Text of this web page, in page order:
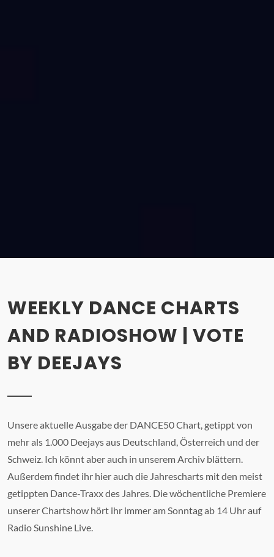
WEEKLY DANCE CHARTS
AND RADIOSHOW | VOTE
BY DEEJAYS
Unsere aktuelle Ausgabe der DANCE50 Chart, getippt von
mehr als 1.000 Deejays aus Deutschland, Österreich und der
Schweiz. Ich könnt aber auch in unserem Archiv blättern.
Außerdem findet ihr hier auch die Jahrescharts mit den meist
getippten Dance-Traxx des Jahres. Die wöchentliche Premiere
unserer Chartshow hört ihr immer am Sonntag ab 14 Uhr auf
Radio Sunshine Live.